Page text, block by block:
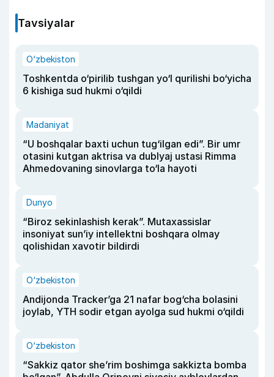
Tavsiyalar
O‘zbekiston
Toshkentda o‘pirilib tushgan yo‘l qurilishi bo‘yicha
6 kishiga sud hukmi o‘qildi
Madaniyat
“U boshqalar baxti uchun tug‘ilgan edi”. Bir umr
otasini kutgan aktrisa va dublyaj ustasi Rimma
Ahmedovaning sinovlarga to‘la hayoti
Dunyo
“Biroz sekinlashish kerak”. Mutaxassislar
insoniyat sun’iy intellektni boshqara olmay
qolishidan xavotir bildirdi
O‘zbekiston
Andijonda Tracker’ga 21 nafar bog‘cha bolasini
joylab, YTH sodir etgan ayolga sud hukmi o‘qildi
O‘zbekiston
“Sakkiz qator she’rim boshimga sakkizta bomba